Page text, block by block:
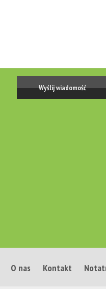
O nas Kontakt